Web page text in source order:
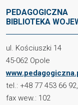
PEDAGOGICZNA
BIBLIOTEKA
ul. Kościuszki 14
45-062 Opole
tel.: +48 77 453 66
fax wew.: 102